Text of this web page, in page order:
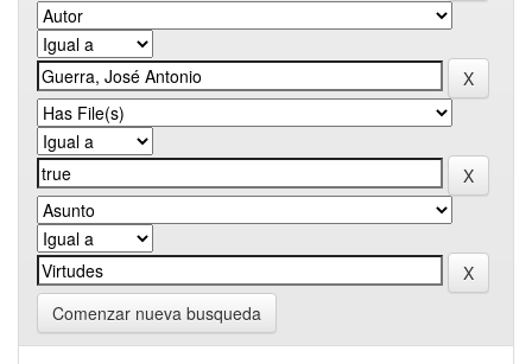
Comenzar nueva busqueda